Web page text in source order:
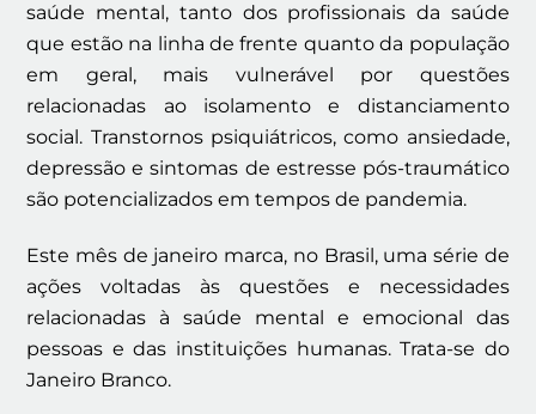
saúde mental, tanto dos profissionais da saúde
que estão na linha de frente quanto da população
em geral, mais vulnerável por questões
relacionadas ao isolamento e distanciamento
social. Transtornos psiquiátricos, como ansiedade,
depressão e sintomas de estresse pós-traumático
são potencializados em tempos de pandemia.
Este mês de janeiro marca, no Brasil, uma série de
ações voltadas às questões e necessidades
relacionadas à saúde mental e emocional das
pessoas e das instituições humanas. Trata-se do
Janeiro Branco.